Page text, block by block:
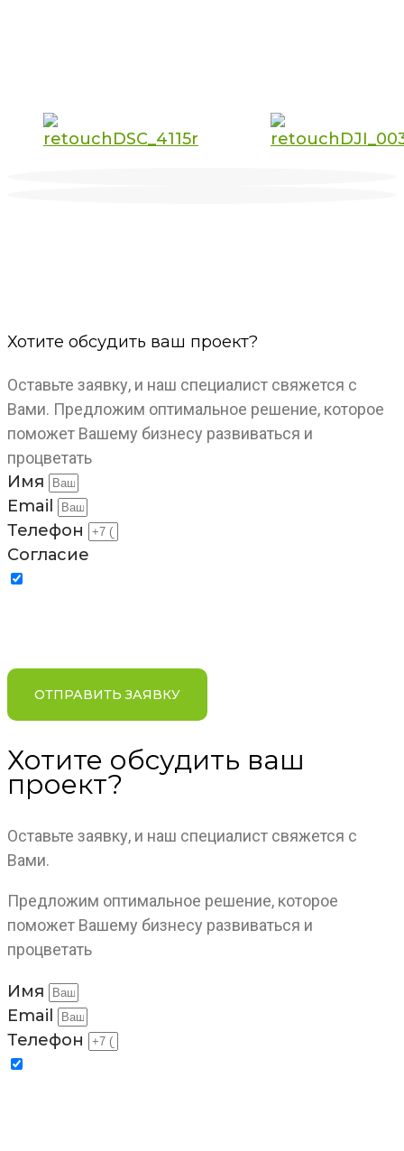
Хотите обсудить ваш проект?
Оставьте заявку, и наш специалист свяжется с
Вами. Предложим оптимальное решение, которое
поможет Вашему бизнесу развиваться и
процветать
Имя
Email
Телефон
Согласие
ОТПРАВИТЬ ЗАЯВКУ
Хотите обсудить ваш
проект?
Оставьте заявку, и наш специалист свяжется с
Вами.
Предложим оптимальное решение, которое
поможет Вашему бизнесу развиваться и
процветать
Имя
Email
Телефон